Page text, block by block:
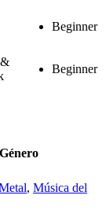
Beginner
Beginner
Género
, Música del